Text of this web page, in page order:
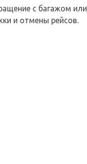
с багажом или
и отмены рейсов.